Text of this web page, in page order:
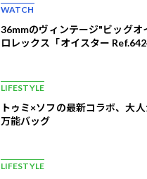
WATCH
36mmのヴィンテージ"ビッグオ
ロレックス「オイスター
LIFESTYLE
トゥミ×ソフの最新コラボ、大
万能バッグ
LIFESTYLE